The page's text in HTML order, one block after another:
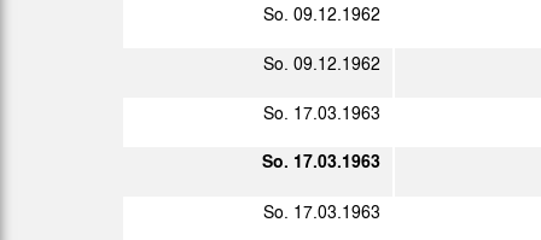
So. 09.12.1962
So. 09.12.1962
So. 17.03.1963
So. 17.03.1963
So. 17.03.1963